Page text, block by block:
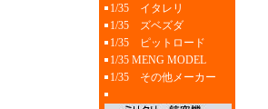
1/35 イタレリ
1/35 ズベズダ
1/35 ピットロード
1/35 MENG MODEL
1/35 その他メーカー